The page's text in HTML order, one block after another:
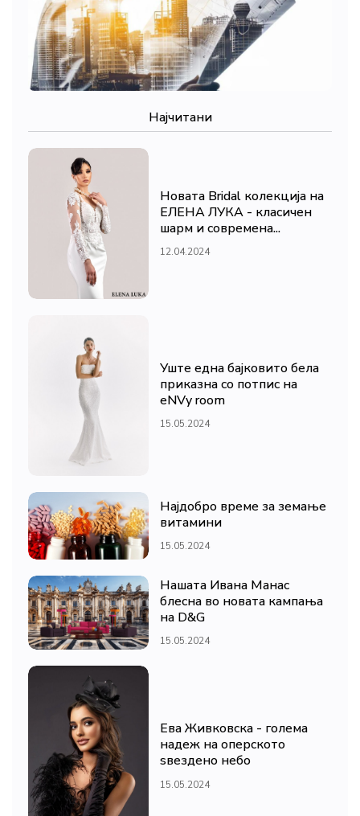
Најчитани
Новата Bridal колекција на
ЕЛЕНА ЛУКА - класичен
шарм и современа...
12.04.2024
Уште една бајковито бела
приказна со потпис на
eNVy room
15.05.2024
Најдобро време за земање
витамини
15.05.2024
Нашата Ивана Манас
блесна во новата кампања
на D&G
15.05.2024
Ева Живковска - голема
надеж на оперското
ѕвездено небо
15.05.2024